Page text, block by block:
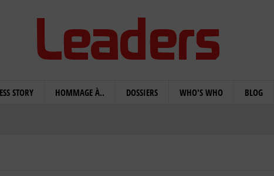
STORY HOMMAGE À.. DOSSIERS WHO'S WHO BLOG